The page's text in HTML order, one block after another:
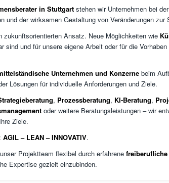
in Stuttgartstehen wir Unternehmen bei
und der wirksamen Gestaltung von Veränderungen zur
zukunftsorientierten Ansatz. Neue Möglichkeiten wie
sind und für unsere eigene Arbeit oder für die
Unternehmen und Konzernebeim
Lösungen für individuelle Anforderungen und Ziele.
, Prozessberatung, KI-Beratung,
oder weitere Beratungsleistungen – wir
Ziele.
AGIL – LEAN – INNOVATIV.
Projektteam flexibel durch erfahrene
Expertise gezielt einzubinden.